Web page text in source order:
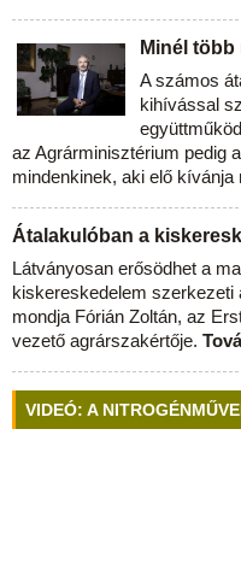
Minél
A számos
kihívással
az Agrárminisztérium pedig
mindenkinek, aki elő kívánja
Átalakulóban a
Látványosan erősödhet a
kiskereskedelem szerkezeti
mondja Fórián Zoltán, az
vezető agrárszakértője.
VIDEÓ: A